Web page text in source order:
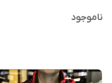
ناموجود